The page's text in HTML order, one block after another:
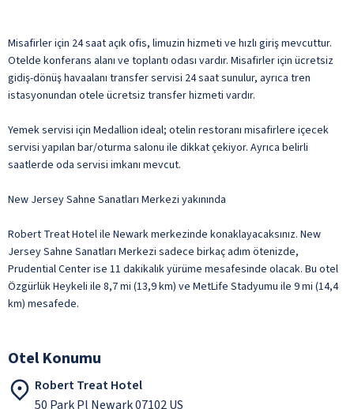
Misafirler için 24 saat açık ofis, limuzin hizmeti ve hızlı giriş mevcuttur.
Otelde konferans alanı ve toplantı odası vardır. Misafirler için ücretsiz
gidiş-dönüş havaalanı transfer servisi 24 saat sunulur, ayrıca tren
istasyonundan otele ücretsiz transfer hizmeti vardır.
Yemek servisi için Medallion ideal; otelin restoranı misafirlere içecek
servisi yapılan bar/oturma salonu ile dikkat çekiyor. Ayrıca belirli
saatlerde oda servisi imkanı mevcut.
New Jersey Sahne Sanatları Merkezi yakınında
Robert Treat Hotel ile Newark merkezinde konaklayacaksınız. New
Jersey Sahne Sanatları Merkezi sadece birkaç adım ötenizde,
Prudential Center ise 11 dakikalık yürüme mesafesinde olacak. Bu otel
Özgürlük Heykeli ile 8,7 mi (13,9 km) ve MetLife Stadyumu ile 9 mi (14,4
km) mesafede.
Otel Konumu
Robert Treat Hotel
50 Park Pl Newark 07102 US